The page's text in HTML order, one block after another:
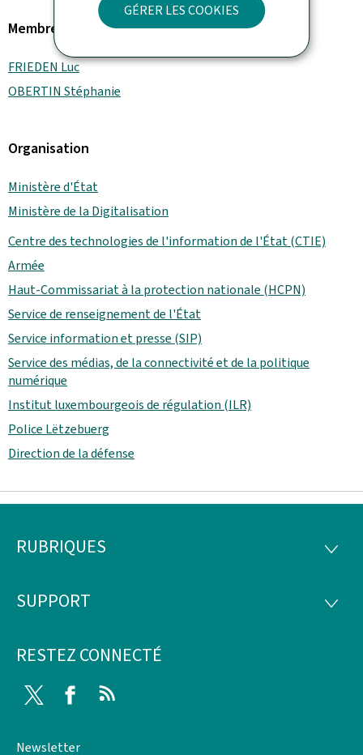
GÉRER LES COOKIES
Membre du gouvernement
FRIEDEN Luc
OBERTIN Stéphanie
Organisation
Ministère d'État
Ministère de la Digitalisation
Centre des technologies de l'information de l'État (CTIE)
Armée
Haut-Commissariat à la protection nationale (HCPN)
Service de renseignement de l'État
Service information et presse (SIP)
Service des médias, de la connectivité et de la politique
numérique
Institut luxembourgeois de régulation (ILR)
Police Lëtzebuerg
Direction de la défense
Pied
page
RUBRIQUES
SUPPORT
RESTEZ CONNECTÉ
Twitter Facebook
Newsletter